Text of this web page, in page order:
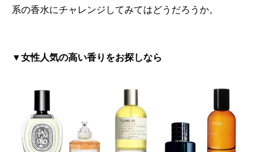
系の香水にチャレンジしてみてはどうだろうか。
▼女性人気の高い香りをお探しなら